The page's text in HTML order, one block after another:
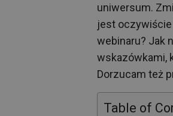
uniwersum.
jest oczywiście
webinaru? Jak
wskazówkami,
Dorzucam też
Table of